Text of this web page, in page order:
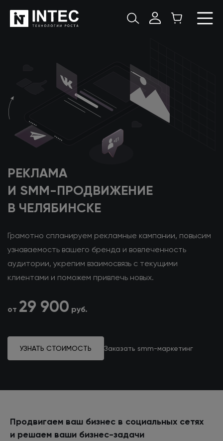
РЕКЛАМА
И SMM-ПРОДВИЖЕНИЕ
В ЧЕЛЯБИНСКЕ
Грамотно спланируем рекламные кампании, повысим
узнаваемость вашего бренда и вовлеченность
аудитории, укрепим взаимосвязь с текущими
клиентами и поможем привлечь новых.
от 29 900 руб.
УЗНАТЬ СТОИМОСТЬ Заказать smm-маркетинг
Продвигаем ваш бизнес в социальных сетях
и решаем ваши бизнес-задачи